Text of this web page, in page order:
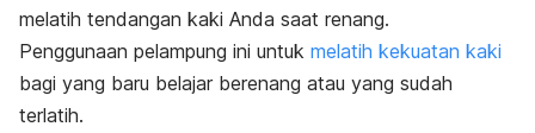
melatih tendangan kaki Anda saat renang.
Penggunaan pelampung ini untuk melatih kekuatan kaki
bagi yang baru belajar berenang atau yang sudah
terlatih.